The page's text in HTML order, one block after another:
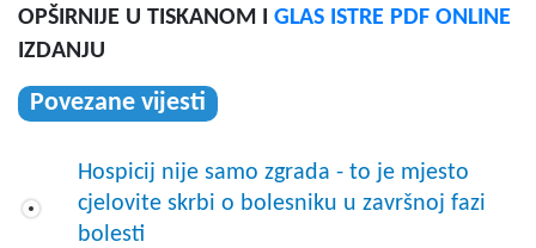
OPŠIRNIJE U TISKANOM I GLAS ISTRE PDF ONLINE
IZDANJU
Povezane vijesti
Hospicij nije samo zgrada - to je mjesto
cjelovite skrbi o bolesniku u završnoj fazi
bolesti